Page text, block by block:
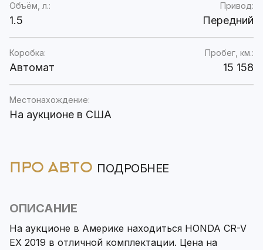
Объём, л.:
1.5
Привод:
Передний
Коробка:
Автомат
Пробег, км.:
15 158
Местонахождение:
На аукционе в США
ПРО АВТО ПОДРОБНЕЕ
ОПИСАНИЕ
На аукционе в Америке находиться HONDA CR-V
EX 2019 в отличной комплектации. Цена на